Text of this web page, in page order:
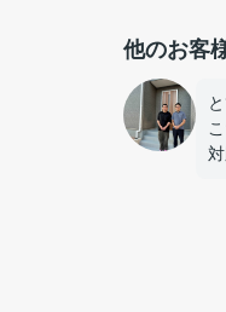
他のお客